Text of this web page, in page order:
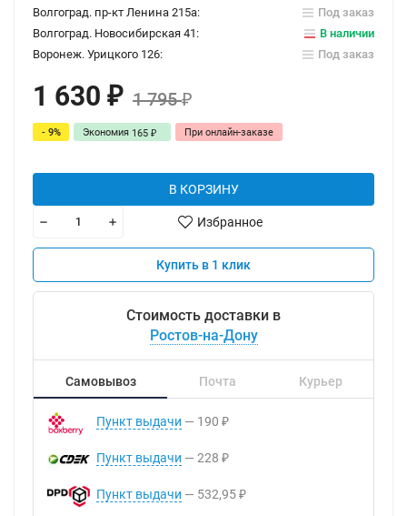
Волгоград. пр-кт Ленина 215а:
Под заказ
Волгоград. Новосибирская 41:
В наличии
Воронеж. Урицкого 126:
Под заказ
1 630 ₽ 1 795₽
- 9% Экономия 165 ₽ При онлайн-заказе
В КОРЗИНУ
Избранное
Купить в 1 клик
Стоимость доставки в
Ростов-на-Дону
Самовывоз Почта Курьер
Пункт выдачи 190 ₽
Пункт выдачи 228 ₽
Пункт выдачи 532,95 ₽